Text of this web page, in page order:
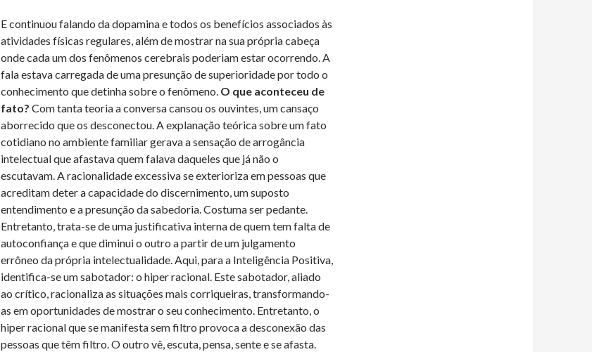
E continuou falando da dopamina e todos os benefícios associados às
atividades físicas regulares, além de mostrar na sua própria cabeça
onde cada um dos fenômenos cerebrais poderiam estar ocorrendo. A
fala estava carregada de uma presunção de superioridade por todo o
conhecimento que detinha sobre o fenômeno. O que aconteceu de
fato? Com tanta teoria a conversa cansou os ouvintes, um cansaço
aborrecido que os desconectou. A explanação teórica sobre um fato
cotidiano no ambiente familiar gerava a sensação de arrogância
intelectual que afastava quem falava daqueles que já não o
escutavam. A racionalidade excessiva se exterioriza em pessoas que
acreditam deter a capacidade do discernimento, um suposto
entendimento e a presunção da sabedoria. Costuma ser pedante.
Entretanto, trata-se de uma justificativa interna de quem tem falta de
autoconfiança e que diminui o outro a partir de um julgamento
errôneo da própria intelectualidade. Aqui, para a Inteligência Positiva,
identifica-se um sabotador: o hiper racional. Este sabotador, aliado
ao crítico, racionaliza as situações mais corriqueiras, transformando-
as em oportunidades de mostrar o seu conhecimento. Entretanto, o
hiper racional que se manifesta sem filtro provoca a desconexão das
pessoas que têm filtro. O outro vê, escuta, pensa, sente e se afasta.